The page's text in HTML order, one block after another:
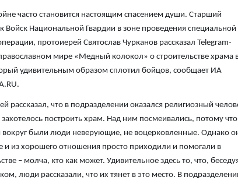
часто становится настоящим спасением души. Старший
Войск Национальной Гвардии в зоне проведения специальной
протоиерей Святослав Чурканов рассказал Telegram-
мире «Медный колокол» о строительстве храма
удивительным образом сплотил бойцов, сообщает ИА
рассказал, что в подразделении оказался религиозный
построить храм. Над ним посмеивались, потому что
вокруг были люди неверующие, не воцерковленные. Однако
и из хорошего отношения просто приходили и помогали в
– молча, кто как может. Удивительное здесь то, что,
люди рассказали, что их тянет в это место. В